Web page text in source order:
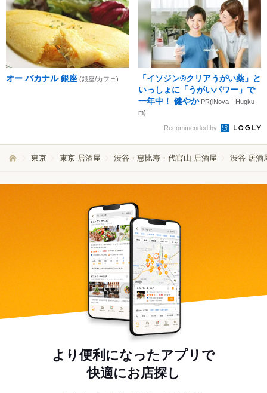
オー バカナル 銀座 (銀座/カフェ)
「イソジン®クリアうがい薬」と
いっしょに「うがいパワー」で
一年中！ 健やか PR(iNova｜Hugku
m)
Recommended by
東京 東京 居酒屋 渋谷・恵比寿・代官山 居酒屋 渋谷 居酒
より便利になったアプリで
快適にお店探し